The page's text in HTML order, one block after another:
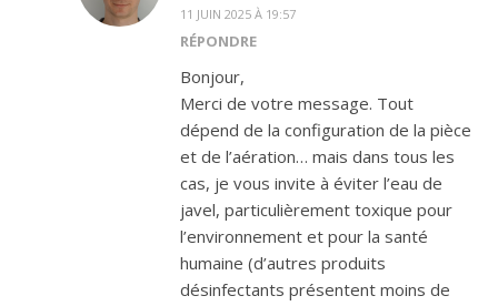
11 JUIN 2025 À 19:57
RÉPONDRE
Bonjour,
Merci de votre message. Tout
dépend de la configuration de la pièce
et de l’aération… mais dans tous les
cas, je vous invite à éviter l’eau de
javel, particulièrement toxique pour
l’environnement et pour la santé
humaine (d’autres produits
désinfectants présentent moins de